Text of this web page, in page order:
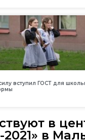
вступил ГОСТ для
в
в